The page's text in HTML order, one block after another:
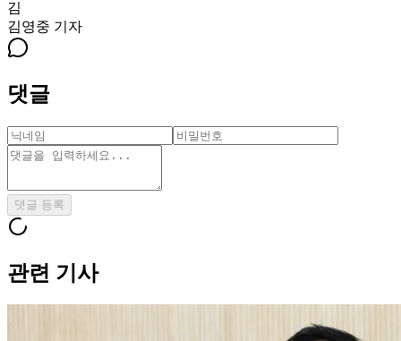
김
김영중 기자
댓글
댓글 등록
관련 기사